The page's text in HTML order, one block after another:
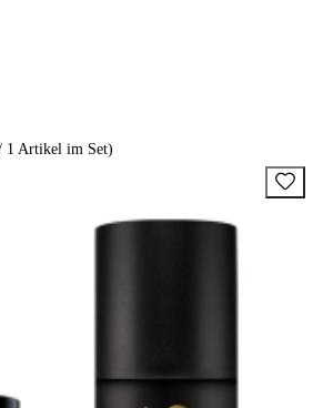
1 Artikel im Set)